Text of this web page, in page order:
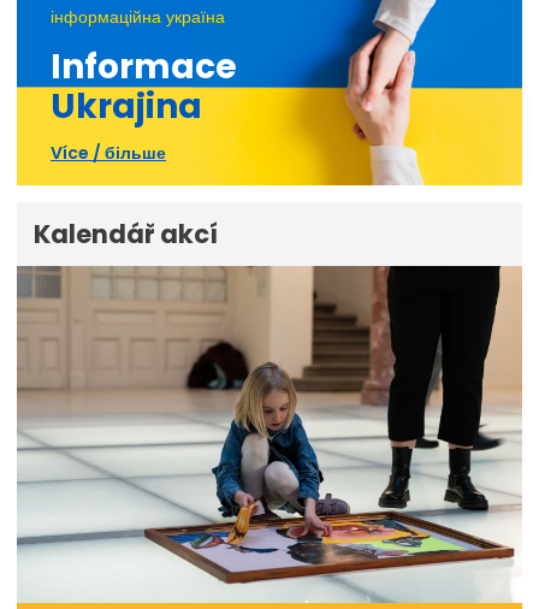
інформаційна україна
Informace
Ukrajina
Více / більше
Kalendář akcí